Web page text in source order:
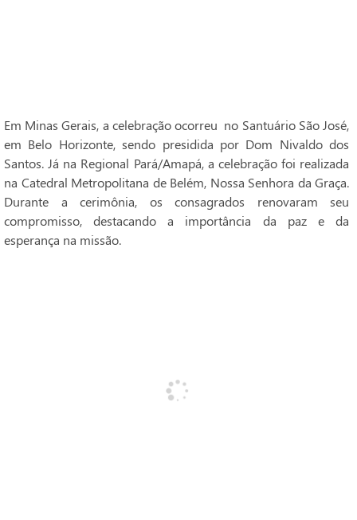
Em Minas Gerais, a celebração ocorreu no Santuário São José,
em Belo Horizonte, sendo presidida por Dom Nivaldo dos
Santos. Já na Regional Pará/Amapá, a celebração foi realizada
na Catedral Metropolitana de Belém, Nossa Senhora da Graça.
Durante a cerimônia, os consagrados renovaram seu
compromisso, destacando a importância da paz e da
esperança na missão.